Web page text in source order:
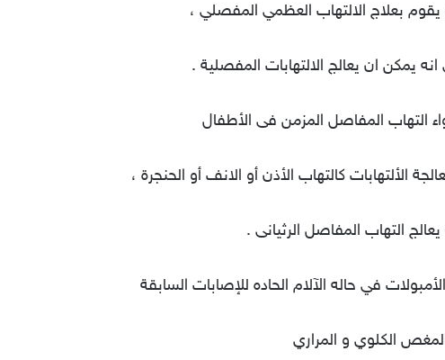
بعلاج الالتهاب العظمي المفصلي ،
انه يمكن ان يعالج الالتهابات المفصلية .
الألتهابات كالتهاب الأذن أو الانف أو الحنجرة ،
يعالج التهاب المفاصل الرثيانى .
الكلوي و المراري